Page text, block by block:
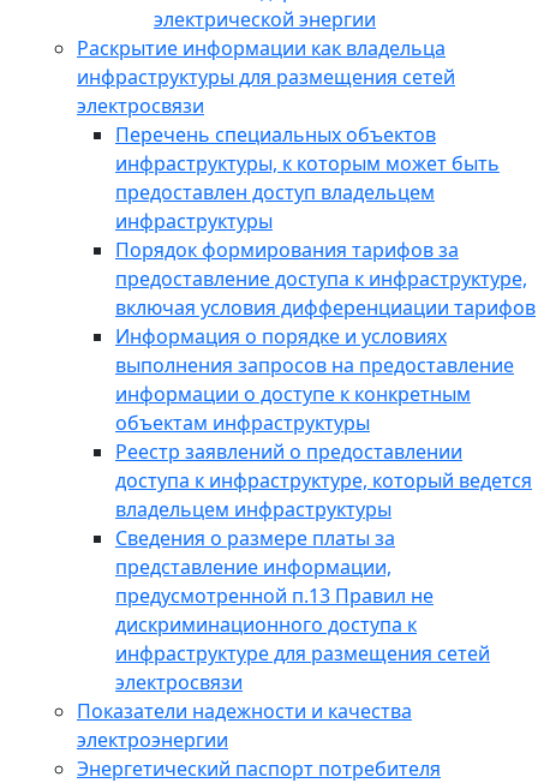
электрической энергии
Раскрытие информации как владельца
инфраструктуры для размещения сетей
электросвязи
Перечень специальных объектов
инфраструктуры, к которым может быть
предоставлен доступ владельцем
инфраструктуры
Порядок формирования тарифов за
предоставление доступа к инфраструктуре,
включая условия дифференциации тарифов
Информация о порядке и условиях
выполнения запросов на предоставление
информации о доступе к конкретным
объектам инфраструктуры
Реестр заявлений о предоставлении
доступа к инфраструктуре, который ведется
владельцем инфраструктуры
Сведения о размере платы за
представление информации,
предусмотренной п.13 Правил не
дискриминационного доступа к
инфраструктуре для размещения сетей
электросвязи
Показатели надежности и качества
электроэнергии
Энергетический паспорт потребителя